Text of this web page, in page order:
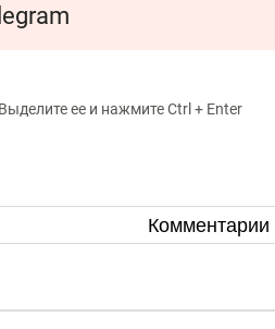
ее и нажмите Ctrl + Enter
Комментарии